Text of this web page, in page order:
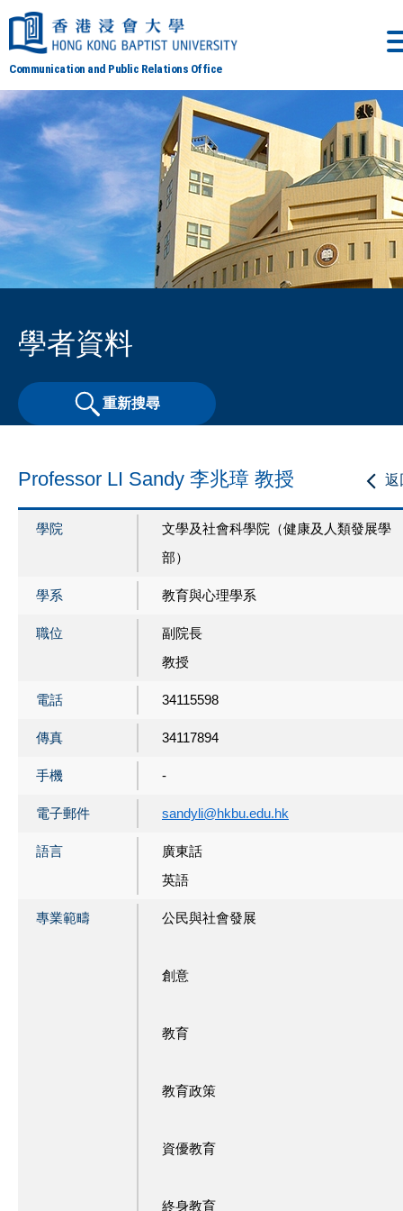
Communication and Public Relations Office
學者資料
重新搜尋
返
Professor LI Sandy 李兆璋 教授
學院
文學及社會科學院（健康及人類發展學
部）
學系 教育與心理學系
職位
副院長
教授
電話 34115598
傳真 34117894
手機 -
電子郵件 sandyli@hkbu.edu.hk
語言
廣東話
英語
專業範疇 公民與社會發展
創意
教育
教育政策
資優教育
終身教育